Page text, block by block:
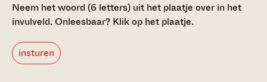
Neem het woord (6 letters) uit het plaatje over in het
invulveld.Onleesbaar? Klik op het plaatje.
insturen